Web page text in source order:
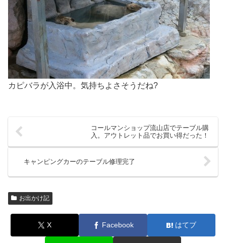
カピバラが入浴中。気持ちよさそうだね?
コールマンショップ流山店でテーブル購
入。アウトレット品でお買い得だった！
キャンピングカーのテーブル修理完了
お出かけ記
X Facebook はてブ